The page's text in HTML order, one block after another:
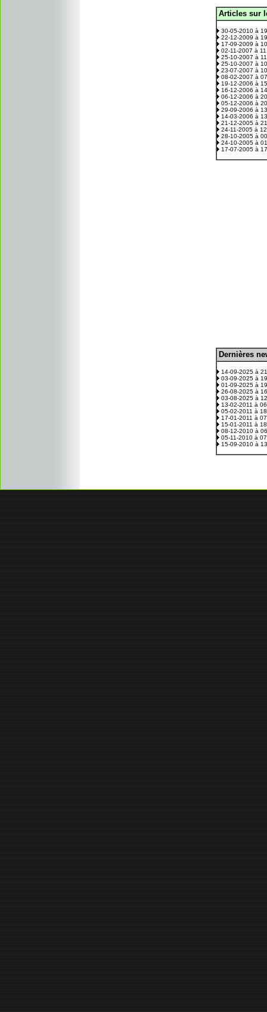
Articles sur
30-05-2010 à
22-12-2009 à
17-09-2009 à
02-11-2007 à
25-10-2007 à
25-10-2007 à
23-07-2007 à
08-02-2007 à
19-12-2006 à
16-12-2006 à
06-12-2006 à
05-12-2006 à
29-09-2006 à
14-03-2006 à
21-12-2005 à
24-11-2005 à
28-10-2005 à
24-10-2005 à
17-07-2005 à
Dernières
14-09-2025 à
03-09-2025 à
01-09-2025 à
26-08-2025 à
03-08-2025 à
13-02-2011 à
05-02-2011 à
17-01-2011 à
15-01-2011 à
08-12-2010 à
05-11-2010 à
15-09-2010 à